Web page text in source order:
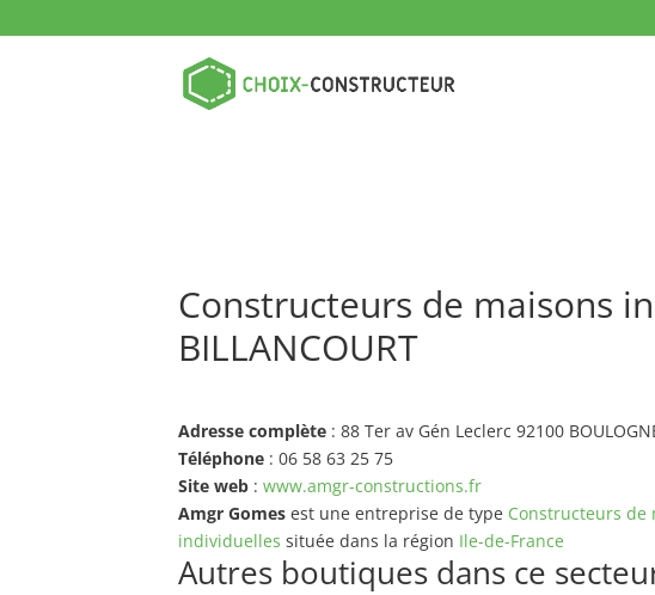
Constructeurs de maisons
BILLANCOURT
Adresse complète : 88 Ter av Gén Leclerc 92100
Téléphone : 06 58 63 25 75
Site web :www.amgr-constructions.fr
Amgr Gomes est une entreprise de type Constructeurs de
individuelles située dans la région Ile-de-France
Autres boutiques dans ce